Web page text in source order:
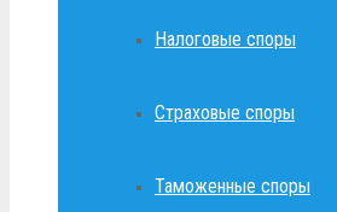
Налоговые споры
Страховые споры
Таможенные споры